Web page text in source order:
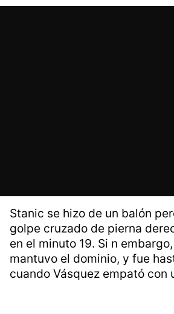
Stanic se hizo de un balón
golpe cruzado de pierna
en el minuto 19. Si n
mantuvo el dominio, y fue
cuando Vásquez empató con